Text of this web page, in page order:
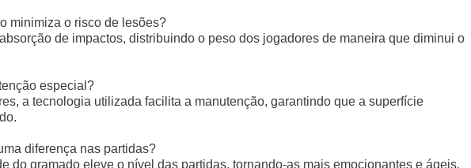
minimiza o risco de lesões?
de impactos, distribuindo o peso dos jogadores de maneira que diminui o
especial?
a tecnologia utilizada facilita a manutenção, garantindo que a superfície
diferença nas partidas?
do gramado eleve o nível das partidas, tornando-as mais emocionantes e ágeis.